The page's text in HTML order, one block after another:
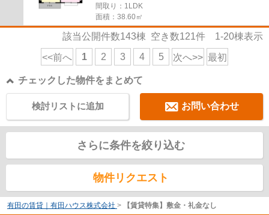
間取り：1LDK
面積：38.60㎡
該当公開件数143棟 空き数121件 1-20棟表示
<<前へ 1 2 3 4 5 次へ>> 最初
チェックした物件をまとめて
お問い合わせ
検討リストに追加
さらに条件を絞り込む
物件リクエスト
有田の賃貸｜有田ハウス株式会社 > 【賃貸特集】敷金・礼金なし